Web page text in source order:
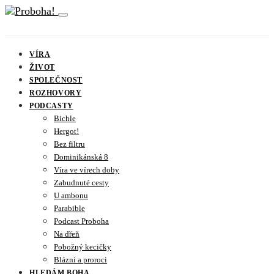
VÍRA
ŽIVOT
SPOLEČNOST
ROZHOVORY
PODCASTY
Bichle
Hergot!
Bez filtru
Dominikánská 8
Víra ve vírech doby
Zabudnuté cesty
U ambonu
Parabible
Podcast Proboha
Na dřeň
Pobožný kecičky
Blázni a proroci